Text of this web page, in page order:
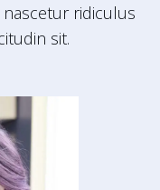
ridiculus
sit.